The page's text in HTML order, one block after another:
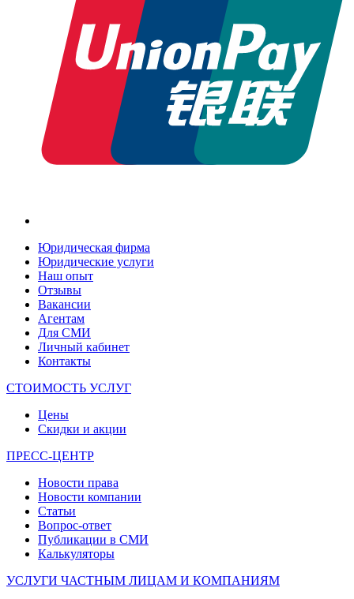
Юридическая фирма
Юридические услуги
Наш опыт
Отзывы
Вакансии
Агентам
Для СМИ
Личный кабинет
Контакты
СТОИМОСТЬ УСЛУГ
Цены
Скидки и акции
ПРЕСС-ЦЕНТР
Новости права
Новости компании
Статьи
Вопрос-ответ
Публикации в СМИ
Калькуляторы
УСЛУГИ ЧАСТНЫМ ЛИЦАМ И КОМПАНИЯМ